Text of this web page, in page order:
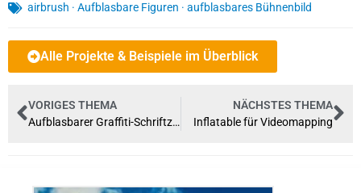
airbrush · Aufblasbare Figuren · aufblasbares Bühnenbild
Alle Projekte & Beispiele im Überblick
VORIGES THEMA
Aufblasbarer Graffiti-Schriftzug KATMANDO
NÄCHSTES THEMA
Inflatable für Videomapping